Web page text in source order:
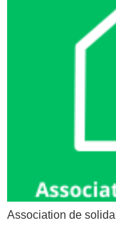
Association de